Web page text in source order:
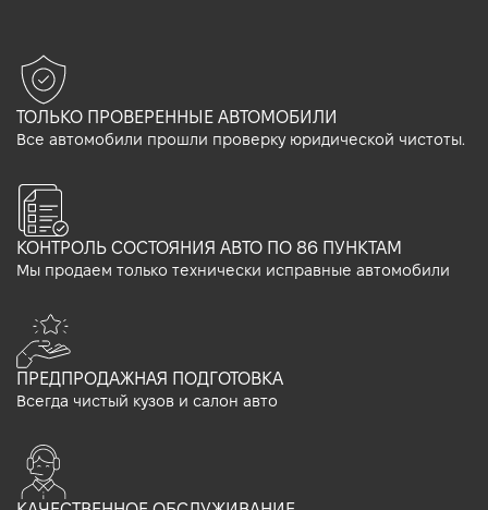
ТОЛЬКО ПРОВЕРЕННЫЕ АВТОМОБИЛИ
Все автомобили прошли проверку юридической чистоты.
КОНТРОЛЬ СОСТОЯНИЯ АВТО ПО 86 ПУНКТАМ
Мы продаем только технически исправные автомобили
ПРЕДПРОДАЖНАЯ ПОДГОТОВКА
Всегда чистый кузов и салон авто